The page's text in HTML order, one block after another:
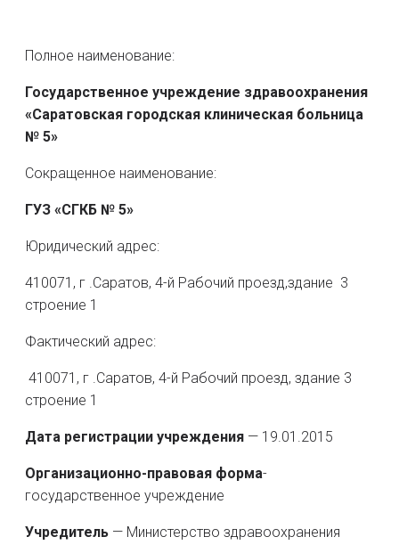
Полное наименование:
Государственное учреждение здравоохранения
«Саратовская городская клиническая больница
№ 5»
Сокращенное наименование:
ГУЗ «СГКБ № 5»
Юридический адрес:
410071, г .Саратов, 4-й Рабочий проезд,здание 3
строение 1
Фактический адрес:
410071, г .Саратов, 4-й Рабочий проезд, здание 3
строение 1
Дата регистрации учреждения — 19.01.2015
Организационно-правовая форма-
государственное учреждение
Учредитель — Министерство здравоохранения